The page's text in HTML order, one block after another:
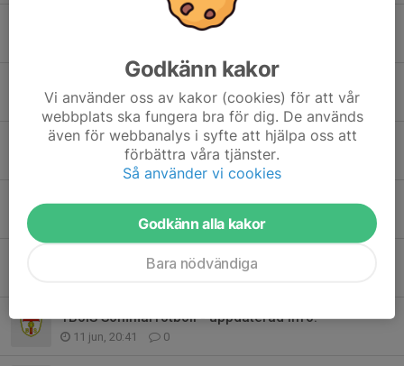
Sommarfotboll dag 4!
Sommarfotboll Dag 3!
17 jun, 23:13 0
Sommarfotboll Dag 2!
16 jun, 22:20 0
Sommarfotboll Dag 1!
15 jun, 20:21 0
TBoIS Sommarfotboll - veckans gäster!
TBoIS Sommarfotboll - uppdaterad info!
11 jun, 20:41 0
Godkänn kakor
Vi använder oss av kakor (cookies) för att vår
webbplats ska fungera bra för dig. De används
även för webbanalys i syfte att hjälpa oss att
förbättra våra tjänster.
Så använder vi cookies
Godkänn alla kakor
Bara nödvändiga